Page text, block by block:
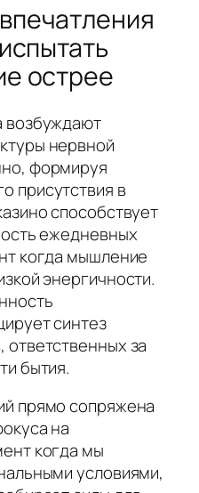
острее
возбуждают
нервной
формируя
присутствия в
способствует
ежедневных
когда мышление
энергичности.
синтез
за
бытия.
прямо сопряжена
на
когда мы
условиями,